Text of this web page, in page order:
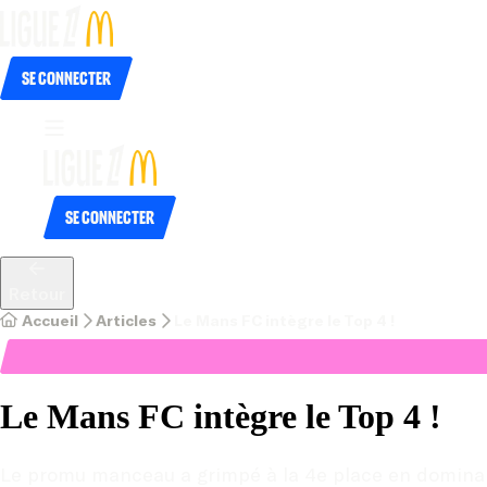
Se connecter
Se connecter
Accueil Articles
Le Mans FC intègre le Top 4 !